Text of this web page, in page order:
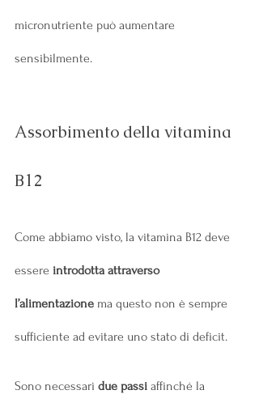
micronutriente può aumentare
sensibilmente.
Assorbimento della vitamina
B12
Come abbiamo visto, la vitamina B12 deve
essere introdotta attraverso
l’alimentazione ma questo non è sempre
sufficiente ad evitare uno stato di deficit.
Sono necessari due passi affinché la